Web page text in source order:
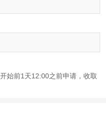
始前1天12:00之前申请，收取